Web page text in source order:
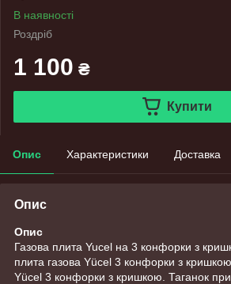
В наявності
Роздріб
1 100 ₴
Купити
Опис Характеристики Доставка
Опис
Опис
Газова плита Yucel на 3 конфорки з
плита газова Yücel 3 конфорки з
Yücel 3 конфорки з кришкою. Таганок